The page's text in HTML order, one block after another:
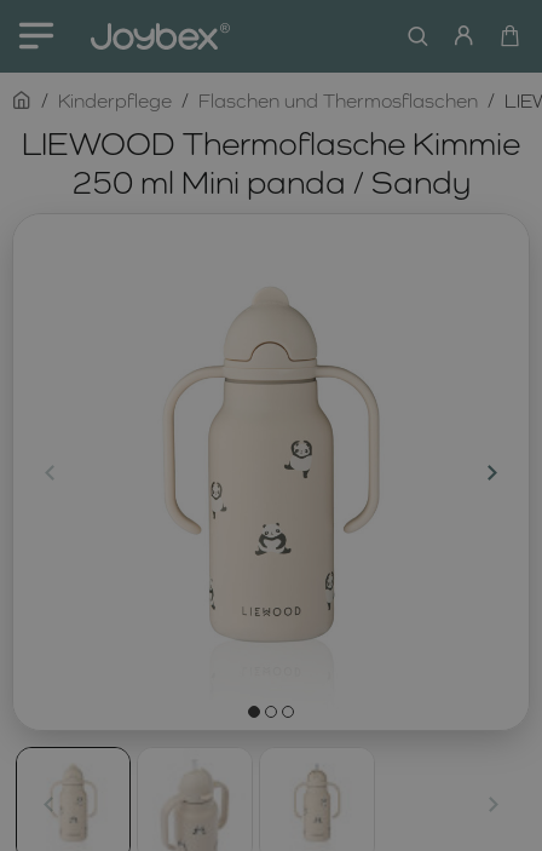
LIEWOOD Thermoflasche Kimmie
250 ml Mini panda / Sandy
homeKinderpflege Flaschen und Thermosflaschen